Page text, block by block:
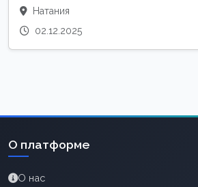
Натания
02.12.2025
О платформе
О нас